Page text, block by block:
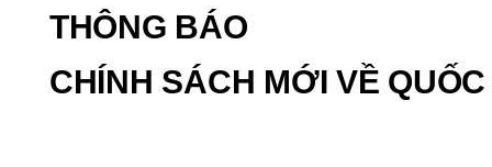
THÔNG BÁO
CHÍNH SÁCH MỚI VỀ